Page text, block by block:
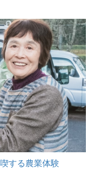
する農業体験